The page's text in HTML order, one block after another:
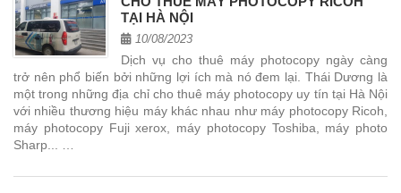
TẠI HÀ NỘI
10/08/2023
Dịch vụ cho thuê máy photocopy ngày càng
trở nên phổ biến bởi những lợi ích mà nó đem lại. Thái Dương là
một trong những địa chỉ cho thuê máy photocopy uy tín tại Hà Nội
với nhiều thương hiệu máy khác nhau như máy photocopy Ricoh,
máy photocopy Fuji xerox, máy photocopy Toshiba, máy photo
Sharp... …